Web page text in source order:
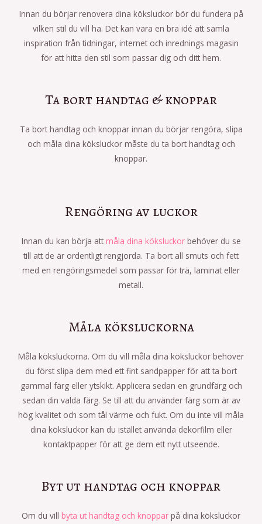
Innan du börjar renovera dina köksluckor bör du fundera på
vilken stil du vill ha. Det kan vara en bra idé att samla
inspiration från tidningar, internet och inrednings magasin
för att hitta den stil som passar dig och ditt hem.
Ta bort handtag & knoppar
Ta bort handtag och knoppar innan du börjar rengöra, slipa
och måla dina köksluckor måste du ta bort handtag och
knoppar.
Rengöring av luckor
Innan du kan börja att måla dina köksluckor behöver du se
till att de är ordentligt rengjorda. Ta bort all smuts och fett
med en rengöringsmedel som passar för trä, laminat eller
metall.
Måla köksluckorna
Måla köksluckorna. Om du vill måla dina köksluckor behöver
du först slipa dem med ett fint sandpapper för att ta bort
gammal färg eller ytskikt. Applicera sedan en grundfärg och
sedan din valda färg. Se till att du använder färg som är av
hög kvalitet och som tål värme och fukt. Om du inte vill måla
dina köksluckor kan du istället använda dekorfilm eller
kontaktpapper för att ge dem ett nytt utseende.
Byt ut handtag och knoppar
Om du vill byta ut handtag och knoppar på dina köksluckor